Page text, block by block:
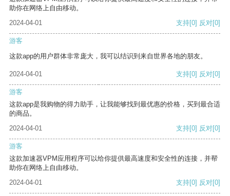
助你在网络上自由移动。
2024-04-01
支持[0] 反对[0]
游客
这款app的用户群体非常庞大，我可以结识到来自世界各地的朋友。
2024-04-01 支持[0] 反对[0]
游客
这款app是我购物的得力助手，让我能够找到最优惠的价格，买到最合适
的商品。
2024-04-01
支持[0] 反对[0]
游客
这款加速器VPM应用程序可以给你提供最高速度和安全性的连接，并帮
助你在网络上自由移动。
2024-04-01
支持[0] 反对[0]